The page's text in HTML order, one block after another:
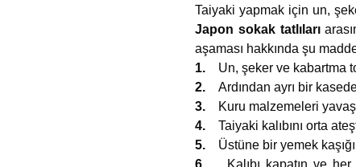
Taiyaki yapmak için un,
Japon sokak tatlıları
aşaması hakkında şu
1. Un, şeker ve kabartma
2. Ardından ayrı bir
3.
Kuru malzemeleri
4. Taiyaki kalıbını orta
5. Üstüne bir yemek
6.
Kalıbı kapatın ve